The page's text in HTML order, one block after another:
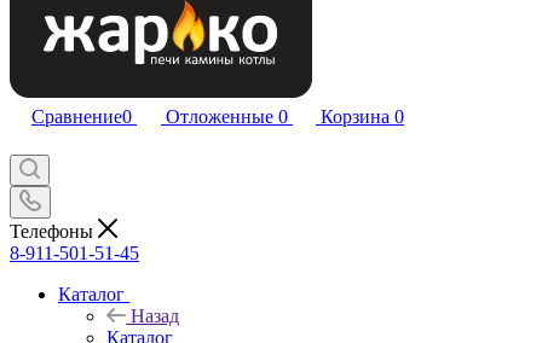
Сравнение0 Отложенные 0 Корзина 0
Телефоны
8-911-501-51-45
Каталог
Назад
Каталог